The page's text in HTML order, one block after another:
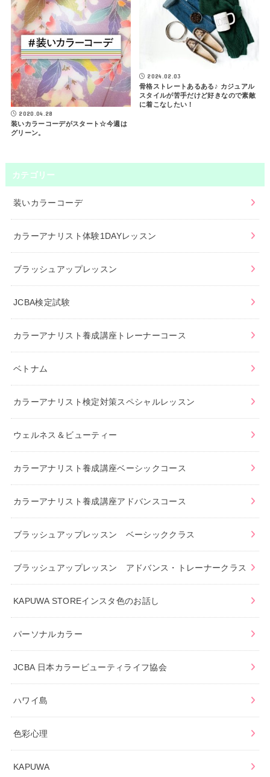
2020.04.28
装いカラーコーデがスタート☆今週は
グリーン。
2024.02.03
骨格ストレートあるある♪ カジュアル
スタイルが苦手だけど好きなので素敵
に着こなしたい！
カテゴリー
装いカラーコーデ
カラーアナリスト体験1DAYレッスン
ブラッシュアップレッスン
JCBA検定試験
カラーアナリスト養成講座トレーナーコース
ベトナム
カラーアナリスト検定対策スペシャルレッスン
ウェルネス＆ビューティー
カラーアナリスト養成講座ベーシックコース
カラーアナリスト養成講座アドバンスコース
ブラッシュアップレッスン ベーシッククラス
ブラッシュアップレッスン アドバンス・トレーナークラス
KAPUWA STOREインスタ色のお話し
パーソナルカラー
JCBA 日本カラービューティライフ協会
ハワイ島
色彩心理
KAPUWA